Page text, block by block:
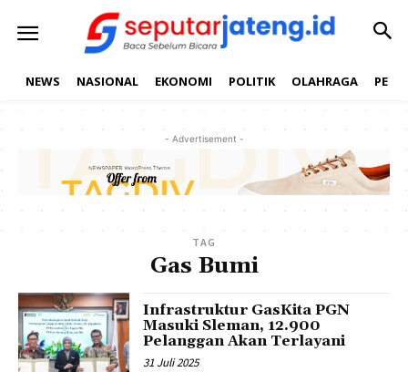
NEWS NASIONAL EKONOMI POLITIK OLAHRAGA
- Advertisement -
TAG
Gas Bumi
Infrastruktur GasKita PGN
Masuki Sleman, 12.900
Pelanggan Akan Terlayani
31 Juli 2025